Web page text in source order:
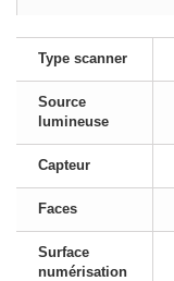
Type scanner
Source
lumineuse
Capteur
Faces
Surface
numérisation